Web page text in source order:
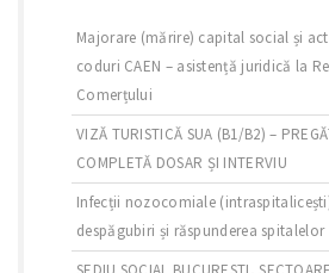
Majorare (mărire) capital social și
coduri CAEN – asistență juridică la
Comerțului
VIZĂ TURISTICĂ SUA (B1/B2) –
COMPLETĂ DOSAR ȘI INTERVIU
Infecții nozocomiale
despăgubiri și răspunderea spitalelor